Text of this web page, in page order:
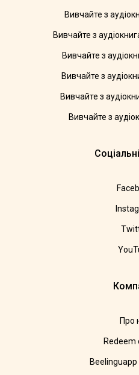
Вивчайте з
Вивчайте з
Вивчайте з
Вивчайте з
Вивчайте з
Вивчайте з
Про
Redeem
Beelinguapp